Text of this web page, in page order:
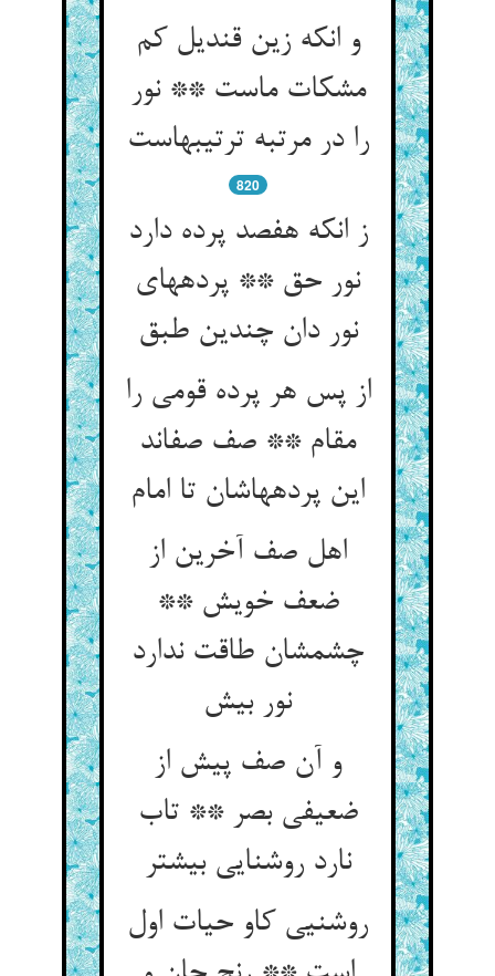
و انکه زین قندیل کم
مشکات ماست ** نور
را در مرتبه ترتیبهاست‏
820
ز انکه هفصد پرده دارد
نور حق ** پرده‏های
نور دان چندین طبق‏
از پس هر پرده قومی را
مقام ** صف صف‏اند
این پرده‏هاشان تا امام‏
اهل صف آخرین از
ضعف خویش **
چشمشان طاقت ندارد
نور بیش‏
و آن صف پیش از
ضعیفی بصر ** تاب
نارد روشنایی بیشتر
روشنیی کاو حیات اول